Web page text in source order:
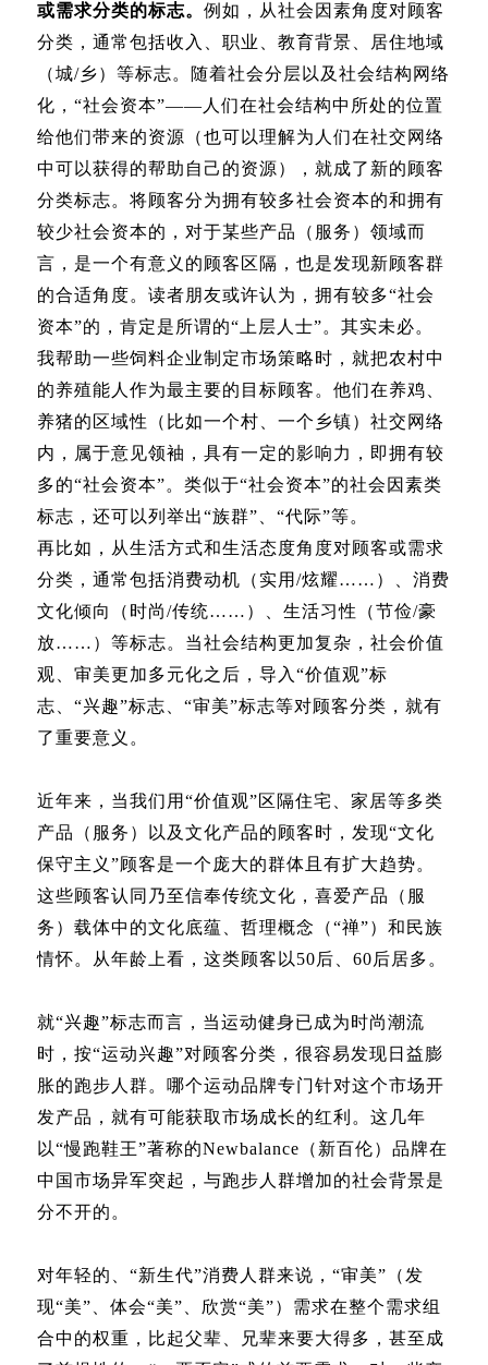
或需求分类的标志。 例如，从社会因素角度对顾客
分类，通常包括收入、职业、教育背景、居住地域
（城/乡）等标志。随着社会分层以及社会结构网络
化，“社会资本”——人们在社会结构中所处的位置
给他们带来的资源（也可以理解为人们在社交网络
中可以获得的帮助自己的资源），就成了新的顾客
分类标志。将顾客分为拥有较多社会资本的和拥有
较少社会资本的，对于某些产品（服务）领域而
言，是一个有意义的顾客区隔，也是发现新顾客群
的合适角度。读者朋友或许认为，拥有较多“社会
资本”的，肯定是所谓的“上层人士”。其实未必。
我帮助一些饲料企业制定市场策略时，就把农村中
的养殖能人作为最主要的目标顾客。他们在养鸡、
养猪的区域性（比如一个村、一个乡镇）社交网络
内，属于意见领袖，具有一定的影响力，即拥有较
多的“社会资本”。类似于“社会资本”的社会因素类
标志，还可以列举出“族群”、“代际”等。
再比如，从生活方式和生活态度角度对顾客或需求
分类，通常包括消费动机（实用/炫耀……）、消费
文化倾向（时尚/传统……）、生活习性（节俭/豪
放……）等标志。当社会结构更加复杂，社会价值
观、审美更加多元化之后，导入“价值观”标
志、“兴趣”标志、“审美”标志等对顾客分类，就有
了重要意义。
近年来，当我们用“价值观”区隔住宅、家居等多类
产品（服务）以及文化产品的顾客时，发现“文化
保守主义”顾客是一个庞大的群体且有扩大趋势。
这些顾客认同乃至信奉传统文化，喜爱产品（服
务）载体中的文化底蕴、哲理概念（“禅”）和民族
情怀。从年龄上看，这类顾客以50后、60后居多。
就“兴趣”标志而言，当运动健身已成为时尚潮流
时，按“运动兴趣”对顾客分类，很容易发现日益膨
胀的跑步人群。哪个运动品牌专门针对这个市场开
发产品，就有可能获取市场成长的红利。这几年
以“慢跑鞋王”著称的Newbalance（新百伦）品牌在
中国市场异军突起，与跑步人群增加的社会背景是
分不开的。
对年轻的、“新生代”消费人群来说，“审美”（发
现“美”、体会“美”、欣赏“美”）需求在整个需求组
合中的权重，比起父辈、兄辈来要大得多，甚至成